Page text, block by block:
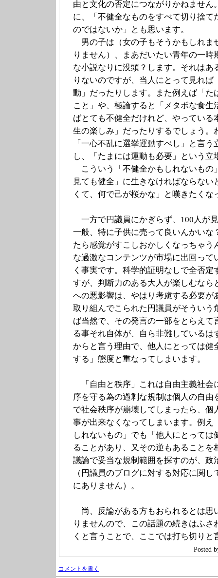
由と文化の否定につながりかねません
に、「不健全なものをすべて切り捨て
のではないか」とも思います。
男の子は（女の子もそうかもしれま
りません）、まあだいたい青年の一
な小説なりに没頭？します。それはあ
りないのですが、当人にとって見れ
動」だったりします。また例えば「た
こと」や、極論すると「メタボな食
ばとても不健全だけれど、やっている
生の楽しみ」だったりするでしょう。
「一心不乱に選挙運動すべし」と言
し、「たまには運動も必要」という
こういう「不健全かもしれないもの
見ても健全」に生きなければならな
くて、何で己が桜かな」と嘆きたくな
一方で円議員にかぎらず、100人が
一般、特に子供に売って良いんかいな
たら感覚がすこしおかしくなっちゃう
な過激なコンテンツが市場に出回って
く事実です。科学的証明なしで全否
すが、判断力のある大人が楽しむなら
への悪影響は、やはり考慮する必要が
取り組んでこられた円議員がそういう
ば当然で、その発言の一部をとらえて
る事それ自体が、自ら非難している
からと言う理由で、他人にとっては健
する」態度と重なってしまいます。
「自由と秩序」これは自由主義社会
序を守る為の過剰な規制は個人の自由
で社会秩序が崩壊してしまったら、個
事が出来なくなってしまいます。例え
しれないもの」でも「他人にとって
ることがあり、又その逆もあること
議論で妥当な規制範囲を探すのが、政
（円議員のブログに対する対応に関
にありません）。
尚、反論がある方もおられるとは思
りませんので、この話題の続きはふ
くと言うことで、ここでは打ち切り
Posted
コメントを書く